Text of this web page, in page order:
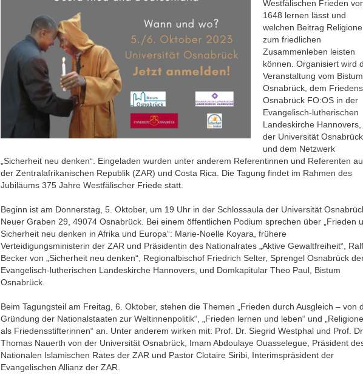
Westfälischen Frieden
1648 lernen lässt und
welchen Beitrag
zum friedlichen
Zusammenleben leisten
können. Organisiert wird
Veranstaltung vom Bistum
Osnabrück, dem
Osnabrück FO:OS in der
Evangelisch-lutherischen
Landeskirche Hannovers,
der Universität Osnabrück
und dem Netzwerk
„Sicherheit neu denken“. Eingeladen wurden unter anderem Referentinnen und Referenten
der Zentralafrikanischen Republik (ZAR) und Costa Rica. Die Tagung findet im Rahmen des
Jubiläums 375 Jahre Westfälischer Friede statt.
Beginn ist am Donnerstag, 5. Oktober, um 19 Uhr in der Schlossaula der Universität
Neuer Graben 29, 49074 Osnabrück. Bei einem öffentlichen Podium sprechen über „Frieden
Sicherheit neu denken in Afrika und Europa“: Marie-Noelle Koyara, frühere
Verteidigungsministerin der ZAR und Präsidentin des Nationalrates „Aktive Gewaltfreiheit“, Ralf
Becker von „Sicherheit neu denken“, Regionalbischof Friedrich Selter, Sprengel Osnabrück
Evangelisch-lutherischen Landeskirche Hannovers, und Domkapitular Theo Paul, Bistum
Osnabrück.
Beim Tagungsteil am Freitag, 6. Oktober, stehen die Themen „Frieden durch Ausgleich – von
Gründung der Nationalstaaten zur Weltinnenpolitik“, „Frieden lernen und leben“ und
als Friedensstifterinnen“ an. Unter anderem wirken mit: Prof. Dr. Siegrid Westphal und Prof. Dr.
Thomas Nauerth von der Universität Osnabrück, Imam Abdoulaye Ouasselegue, Präsident
Nationalen Islamischen Rates der ZAR und Pastor Clotaire Siribi, Interimspräsident der
Evangelischen Allianz der ZAR.